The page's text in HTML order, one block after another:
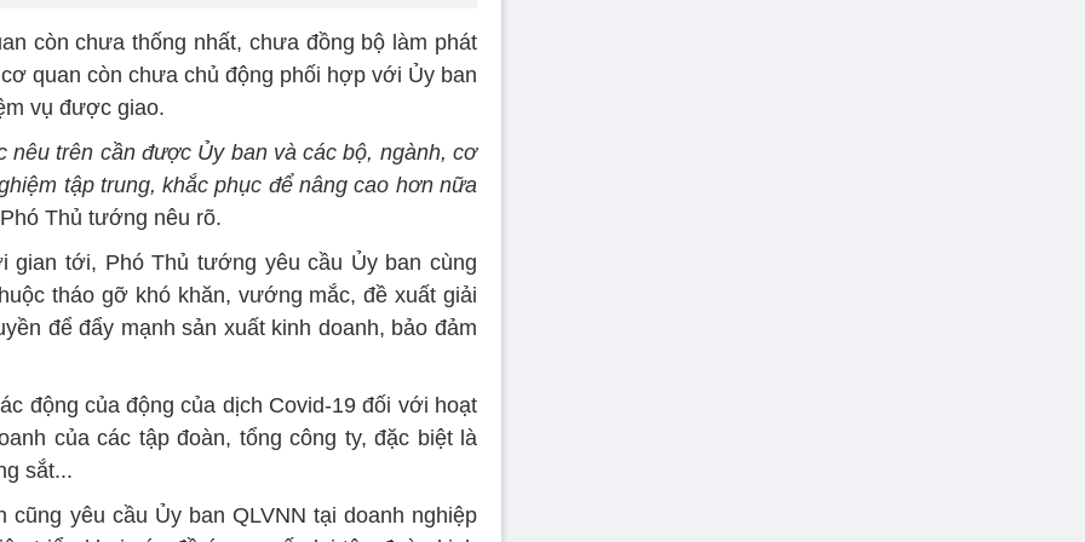
còn chưa thống nhất, chưa đồng bộ làm phát
quan còn chưa chủ động phối hợp với Ủy ban
vụ được giao.
nêu trên cần được Ủy ban và các bộ, ngành, cơ
tập trung, khắc phục để nâng cao hơn nữa
Phó Thủ tướng nêu rõ.
gian tới, Phó Thủ tướng yêu cầu Ủy ban cùng
tháo gỡ khó khăn, vướng mắc, đề xuất giải
để đẩy mạnh sản xuất kinh doanh, bảo đảm
động của động của dịch Covid-19 đối với hoạt
của các tập đoàn, tổng công ty, đặc biệt là
sắt...
yêu cầu Ủy ban QLVNN tại doanh nghiệp